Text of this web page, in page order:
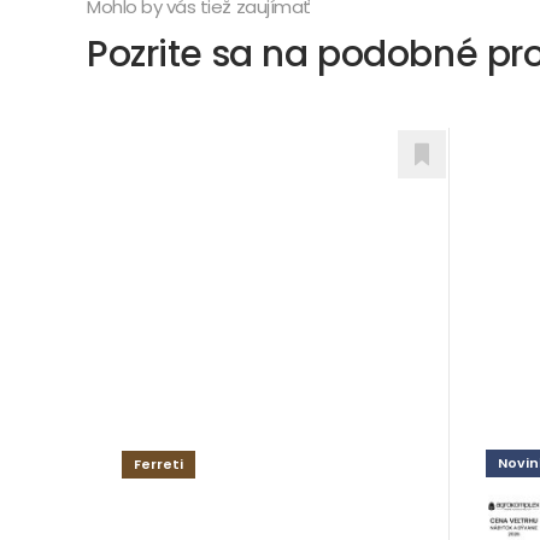
Mohlo by vás tiež zaujímať
Pozrite sa na podobné
Ferreti